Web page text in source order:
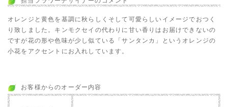
オレンジと黄色を基調に秋らしくそして可愛らしいイメージでおつく
り致しました。キンモクセイの代わりに甘い香りはお届けできないの
ですが花の形や色味が少し似ている「サンタンカ」というオレンジの
小花をアクセントにお入れしています。
お客様からのオーダー内容